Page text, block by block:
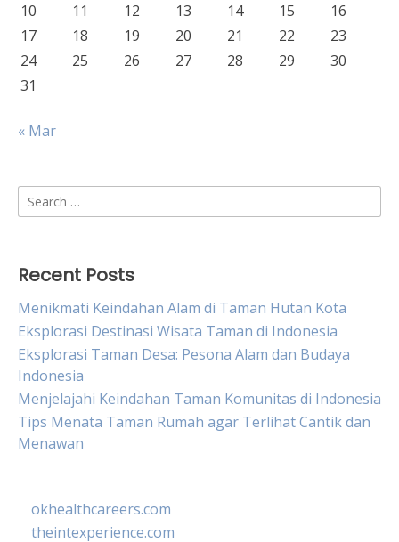
10
11 12 13 14 15
16
17
18 19 20 21 22
23
24
25 26 27 28 29
30
31
« Mar
Search
for:
Recent Posts
Menikmati Keindahan Alam di Taman Hutan Kota
Eksplorasi Destinasi Wisata Taman di Indonesia
Eksplorasi Taman Desa: Pesona Alam dan Budaya
Indonesia
Menjelajahi Keindahan Taman Komunitas di Indonesia
Tips Menata Taman Rumah agar Terlihat Cantik dan
Menawan
okhealthcareers.com
theintexperience.com